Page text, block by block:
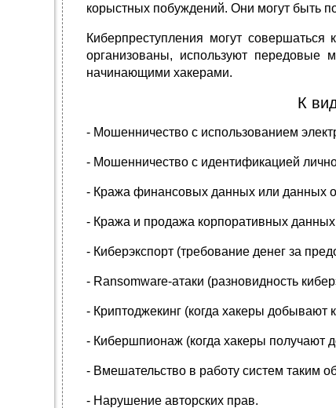
корыстных побуждений. Они могут быть
Киберпреступления могут
организованы, используют передовые
начинающими хакерами.
К
- Мошенничество с использованием
- Мошенничество с идентификацией
- Кража финансовых данных или данных
- Кража и продажа корпоративных
- Киберэкспорт (требование денег за
- Ransomware-атаки (разновидность
- Криптоджекинг (когда хакеры
- Кибершпионаж (когда хакеры получают
- Вмешательство в работу систем таким
- Нарушение авторских прав.